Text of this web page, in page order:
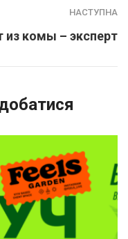
НАСТУПНА
из комы – эксперт